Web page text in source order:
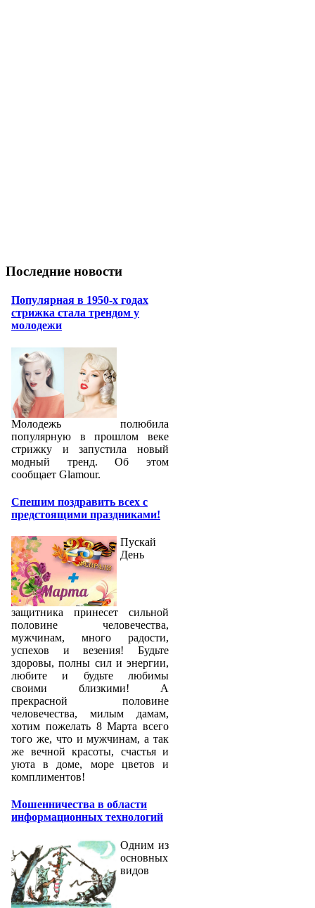
Последние новости
Популярная в 1950-х годах
стрижка стала трендом у
молодежи
Молодежь полюбила
популярную в прошлом веке
стрижку и запустила новый
модный тренд. Об этом
сообщает Glamour.
Спешим поздравить всех с
предстоящими праздниками!
Пускай
День
защитника принесет сильной
половине человечества,
мужчинам, много радости,
успехов и везения! Будьте
здоровы, полны сил и энергии,
любите и будьте любимы
своими близкими! А
прекрасной половине
человечества, милым дамам,
хотим пожелать 8 Марта всего
того же, что и мужчинам, а так
же вечной красоты, счастья и
уюта в доме, море цветов и
комплиментов!
Мошенничества в области
информационных технологий
Одним из
основных
видов